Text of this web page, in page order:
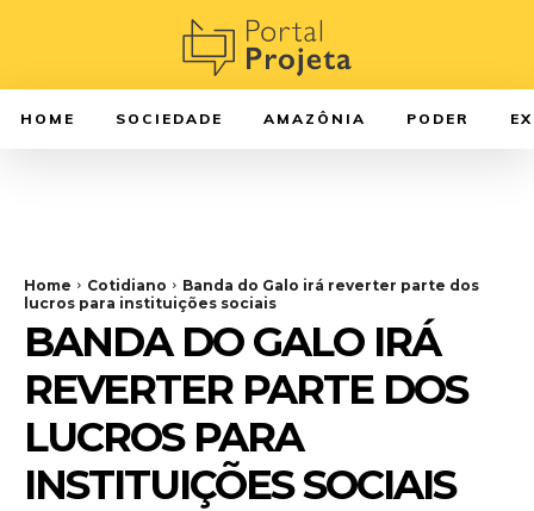
HOME SOCIEDADE AMAZÔNIA PODER
Home Cotidiano
Banda do Galo irá reverter parte dos
lucros para instituições sociais
BANDA DO GALO IRÁ
REVERTER PARTE DOS
LUCROS PARA
INSTITUIÇÕES SOCIAIS